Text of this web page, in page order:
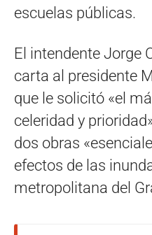
escuelas públicas.
El intendente Jorge
carta al presidente
que le solicitó «el
celeridad y
dos obras
efectos de las
metropolitana del